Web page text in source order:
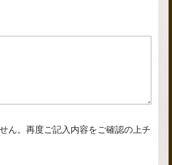
ん。再度ご記入内容をご確認の上チ